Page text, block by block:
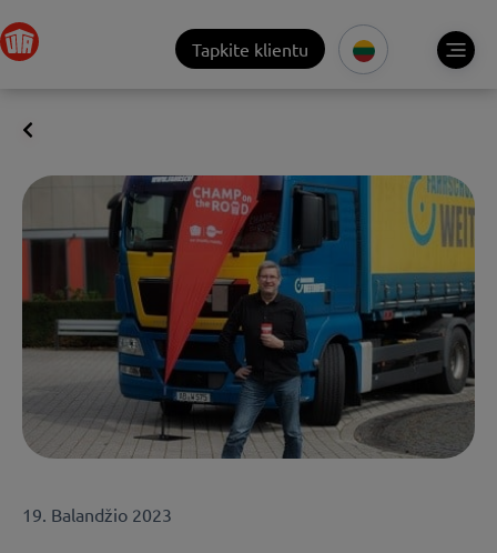
Tapkite klientu
19. Balandžio 2023